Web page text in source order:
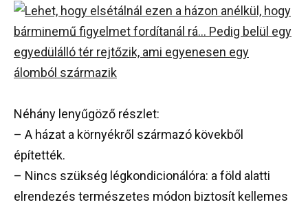
Néhány lenyűgöző részlet:
– A házat a környékről származó kövekből
építették.
– Nincs szükség légkondicionálóra: a föld alatti
elrendezés természetes módon biztosít kellemes